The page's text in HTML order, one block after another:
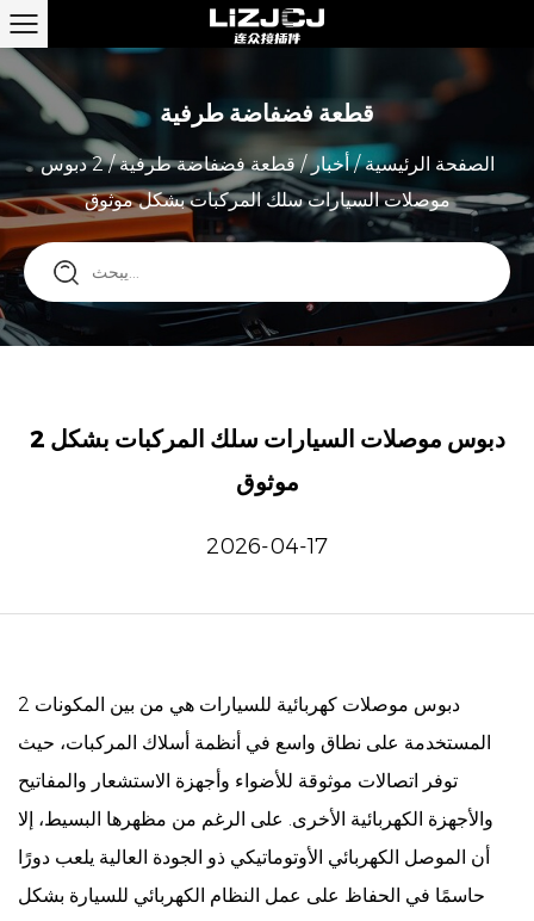
قطعة فضفاضة طرفية
الصفحة الرئيسية/أخبار/قطعة فضفاضة طرفية/ 2 دبوس
موصلات السيارات سلك المركبات بشكل موثوق
2 دبوس موصلات السيارات سلك المركبات بشكل
موثوق
2026-04-17
2 دبوس موصلات كهربائية للسيارات هي من بين المكونات
المستخدمة على نطاق واسع في أنظمة أسلاك المركبات، حيث
توفر اتصالات موثوقة للأضواء وأجهزة الاستشعار والمفاتيح
والأجهزة الكهربائية الأخرى. على الرغم من مظهرها البسيط، إلا
أن الموصل الكهربائي الأوتوماتيكي ذو الجودة العالية يلعب دورًا
حاسمًا في الحفاظ على عمل النظام الكهربائي للسيارة بشكل